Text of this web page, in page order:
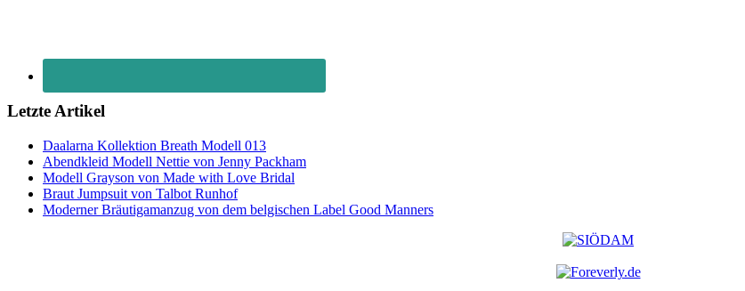
Letzte Artikel
Daalarna Kollektion Breath Modell 013
Abendkleid Modell Nettie von Jenny Packham
Modell Grayson von Made with Love Bridal
Braut Jumpsuit von Talbot Runhof
Moderner Bräutigamanzug von dem belgischen Label Good Manners